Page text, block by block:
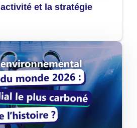
et la stratégie